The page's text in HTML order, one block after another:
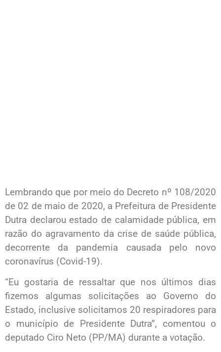
Lembrando que por meio do Decreto nº 108/2020
de 02 de maio de 2020, a Prefeitura de Presidente
Dutra declarou estado de calamidade pública, em
razão do agravamento da crise de saúde pública,
decorrente da pandemia causada pelo novo
coronavírus (Covid-19).
“Eu gostaria de ressaltar que nos últimos dias
fizemos algumas solicitações ao Governo do
Estado, inclusive solicitamos 20 respiradores para
o município de Presidente Dutra”, comentou o
deputado Ciro Neto (PP/MA) durante a votação.